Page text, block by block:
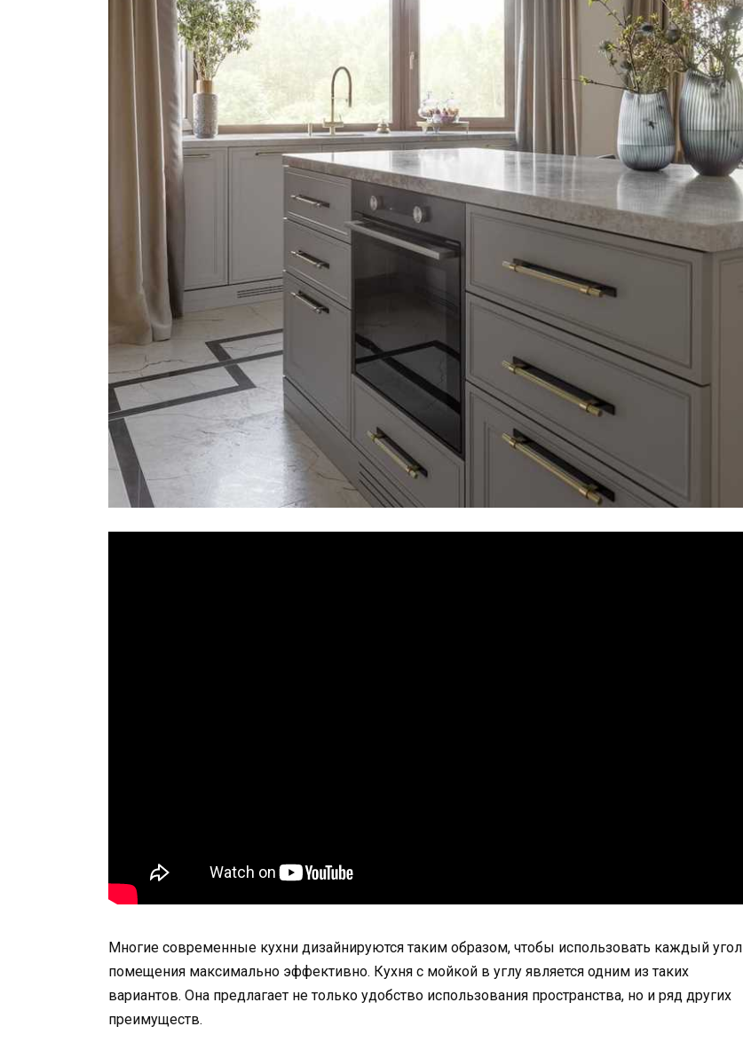
Многие современные кухни дизайнируются таким образом, чтобы использовать каждый угол
помещения максимально эффективно. Кухня с мойкой в углу является одним из таких
вариантов. Она предлагает не только удобство использования пространства, но и ряд других
преимуществ.